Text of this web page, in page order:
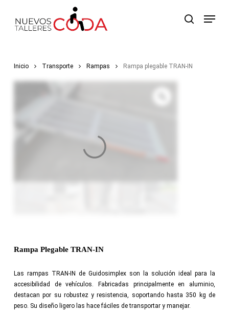
search
Menu
Inicio Transporte Rampas Rampa plegable TRAN-IN
Rampa Plegable TRAN-IN
Las rampas TRAN-IN de Guidosimplex son la solución ideal para la
accesibilidad de vehículos. Fabricadas principalmente en aluminio,
destacan por su robustez y resistencia, soportando hasta 350 kg de
peso. Su diseño ligero las hace fáciles de transportar y manejar.